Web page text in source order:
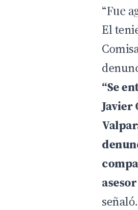
“Fue
El
“Se
Javier
señaló.